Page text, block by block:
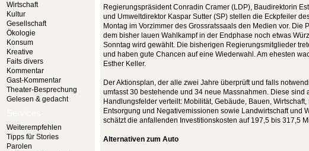
Wirtschaft
Kultur
Gesellschaft
Ökologie
Konsum
Kreative
Faits divers
Kommentar
Gast-Kommentar
Theater-Besprechung
Gelesen & gedacht
Weiterempfehlen
Tipps für Stories
Parolen
Regierungspräsident Conradin Cramer (LDP), Baudirektorin
und Umweltdirektor Kaspar Sutter (SP) stellen die Eckpfeiler
Montag im Vorzimmer des Grossratssaals den Medien vor. Die
dem bisher lauen Wahlkampf in der Endphase noch etwas
Sonntag wird gewählt. Die bisherigen Regierungsmitglieder
und haben gute Chancen auf eine Wiederwahl. Am ehesten
Esther Keller.
Der Aktionsplan, der alle zwei Jahre überprüft und falls
umfasst 30 bestehende und 34 neue Massnahmen. Diese sind
Handlungsfelder verteilt: Mobilität, Gebäude, Bauen,
Entsorgung und Negativemissionen sowie Landwirtschaft und
schätzt die anfallenden Investitionskosten auf 197,5 bis 317,5
Alternativen zum Auto